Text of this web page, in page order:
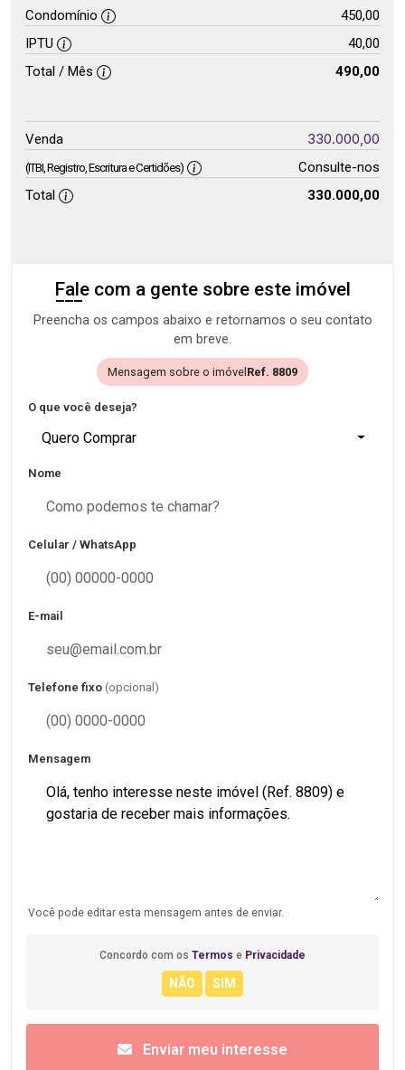
Condomínio
450,00
IPTU
40,00
Total / Mês
490,00
Venda 330.000,00
(ITBI, Registro, Escritura e Certidões)
Consulte-nos
Total
330.000,00
Fale com a gente sobre este imóvel
Preencha os campos abaixo e retornamos o seu contato
em breve.
Mensagem sobre o imóvelRef. 8809
O que você deseja?
Quero Comprar
Nome
Celular / WhatsApp
E-mail
Telefone fixo (opcional)
Mensagem
Você pode editar esta mensagem antes de enviar.
Concordo com os Termos e Privacidade
Enviar meu interesse